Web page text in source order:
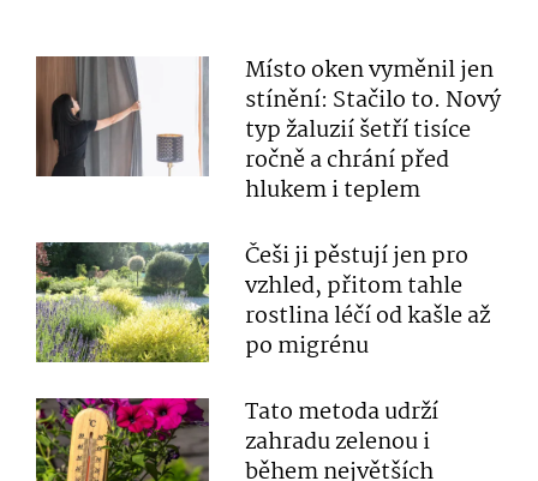
Místo oken vyměnil jen
stínění: Stačilo to. Nový
typ žaluzií šetří tisíce
ročně a chrání před
hlukem i teplem
Češi ji pěstují jen pro
vzhled, přitom tahle
rostlina léčí od kašle až
po migrénu
Tato metoda udrží
zahradu zelenou i
během největších